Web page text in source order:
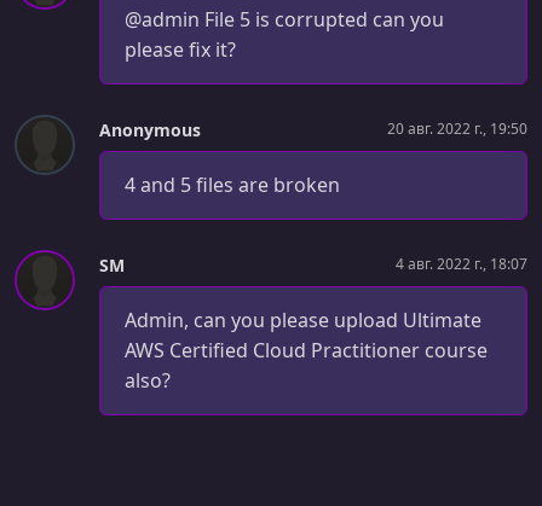
УРОК 38. 00:01:01
Personally Identifiable Information (PII)
00:01:14
Amazon Inspector
УРОК 40.
Amazon GuardDuty
AWS Configuration
УРОК 42. 00:05:03
Demo: Working with AWS Config
AWS Security Hub
@admin File 5 is corrupted can you
please fix it?
Anonymous 20 авг. 2022 г., 19:50
4 and 5 files are broken
SM 4 авг. 2022 г., 18:07
Admin, can you please upload Ultimate
AWS Certified Cloud Practitioner course
also?